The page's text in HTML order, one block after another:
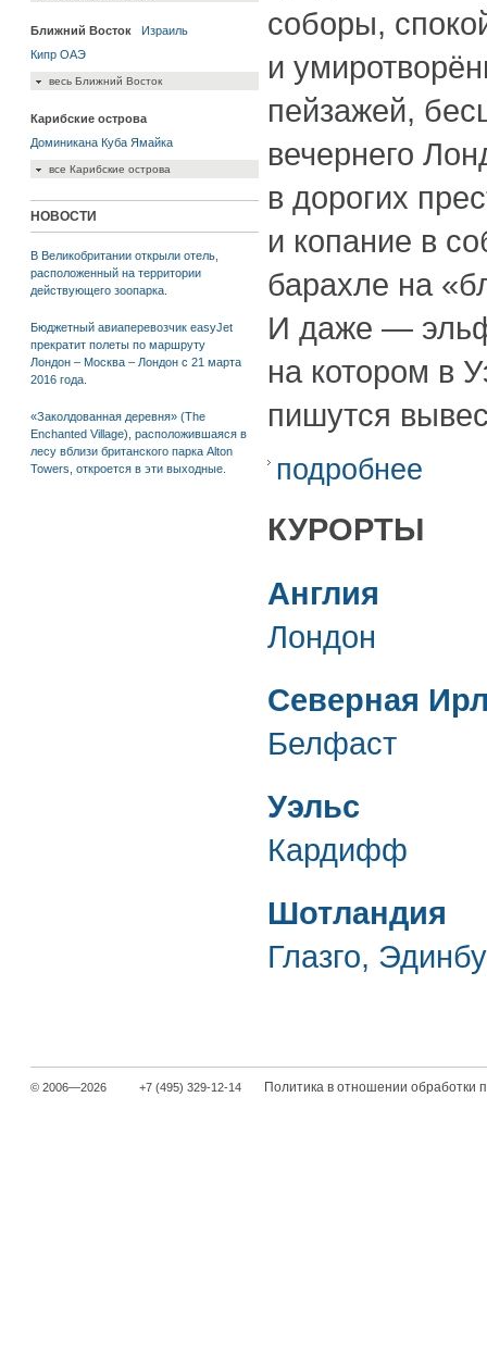
Ближний Восток
Израиль
Кипр ОАЭ
весь Ближний Восток
Карибские острова
Доминикана Куба Ямайка
все Карибские острова
НОВОСТИ
В Великобритании открыли отель,
расположенный на территории
действующего зоопарка.
Бюджетный авиаперевозчик easyJet
прекратит полеты по маршруту
Лондон – Москва – Лондон с 21 марта
2016 года.
«Заколдованная деревня» (The
Enchanted Village), расположившаяся в
лесу вблизи британского парка Alton
Towers, откроется в эти выходные.
соборы,
и
пейзажей,
вечернего
в дорогих
и копание в
барахле на
И даже —
на котором в
пишутся
подробнее
КУРОРТЫ
Англия
Лондон
Северная
Белфаст
Уэльс
Кардифф
Шотландия
Глазго,
© 2006—2026 +7 (495) 329-12-14 Политика в отношении обработки